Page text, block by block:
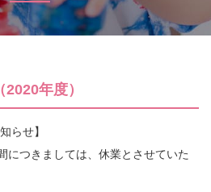
年度）
らせ】
につきましては、休業とさせていた